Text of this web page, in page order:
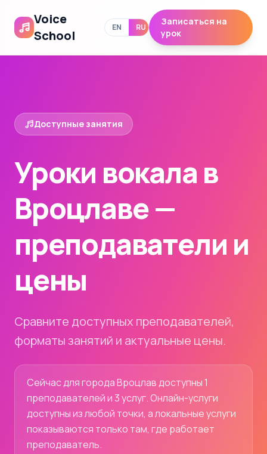
Voice
School
EN RU
Записаться на
урок
Доступные занятия
Уроки вокала в
Вроцлаве —
преподаватели и
цены
Сравните доступных преподавателей,
форматы занятий и актуальные цены.
Сейчас для города Вроцлав доступны 1
преподавателей и 3 услуг. Онлайн-услуги
доступны из любой точки, а локальные услуги
показываются только там, где работает
преподаватель.